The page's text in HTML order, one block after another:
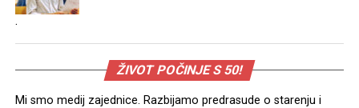
.
ŽIVOT POČINJE S 50!
Mi smo medij zajednice. Razbijamo predrasude o starenju i